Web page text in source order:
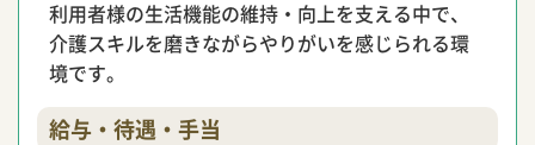
利用者様の生活機能の維持・向上を支える中で、
介護スキルを磨きながらやりがいを感じられる環
境です。
給与・待遇・手当